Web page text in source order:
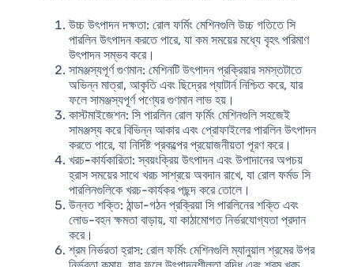
উচ্চ উৎপাদন দক্ষতা: রোল ফর্মিং মেশিনগুলি উচ্চ গতিতে সি
পারলিন উৎপাদন করতে পারে, যা কম সময়ের মধ্যে বৃহৎ পরিমাণ
উৎপাদন সম্ভব করে।
সামঞ্জস্যপূর্ণ গুণমান: মেশিনটি উৎপাদন প্রক্রিয়ার সমস্তটাতে
অভিন্ন মাত্রা, আকৃতি এবং ছিদ্রের প্যাটার্ন নিশ্চিত করে, যার
ফলে সামঞ্জস্যপূর্ণ পণ্যের গুণমান লাভ হয়।
কাস্টমাইজেশন: সি পারলিন রোল ফর্মিং মেশিনগুলি সহজেই
সামঞ্জস্য করে বিভিন্ন আকার এবং প্রোফাইলের পারলিন উৎপাদন
করতে পারে, যা নির্দিষ্ট প্রকল্পের প্রয়োজনীয়তা পূরণ করে।
খরচ-কার্যকারিতা: স্বয়ংক্রিয় উৎপাদন এবং উপাদানের অপচয়
হ্রাস সময়ের সাথে খরচ সাশ্রয়ে অবদান রাখে, যা রোল ফর্মড সি
পারলিনগুলিকে খরচ-কার্যকর পছন্দ করে তোলে।
উন্নত শক্তি: ঠান্ডা-গঠন প্রক্রিয়া সি পারলিনের শক্তি এবং
লোড-বহন ক্ষমতা বাড়ায়, যা কাঠামোগত নির্ভরযোগ্যতা প্রদান
করে।
শ্রম নির্ভরতা হ্রাস: রোল ফর্মিং মেশিনগুলি ম্যানুয়াল শ্রমের উপর